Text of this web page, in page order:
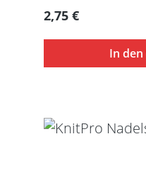
Packung beigefügt
sorgen für eine
besteht aus 1 Seil,
speziell
Schraubschlüssel. Die angegebene
wechselbaren
werden. Für eine
Regulärer Preis:
2,75 €
In